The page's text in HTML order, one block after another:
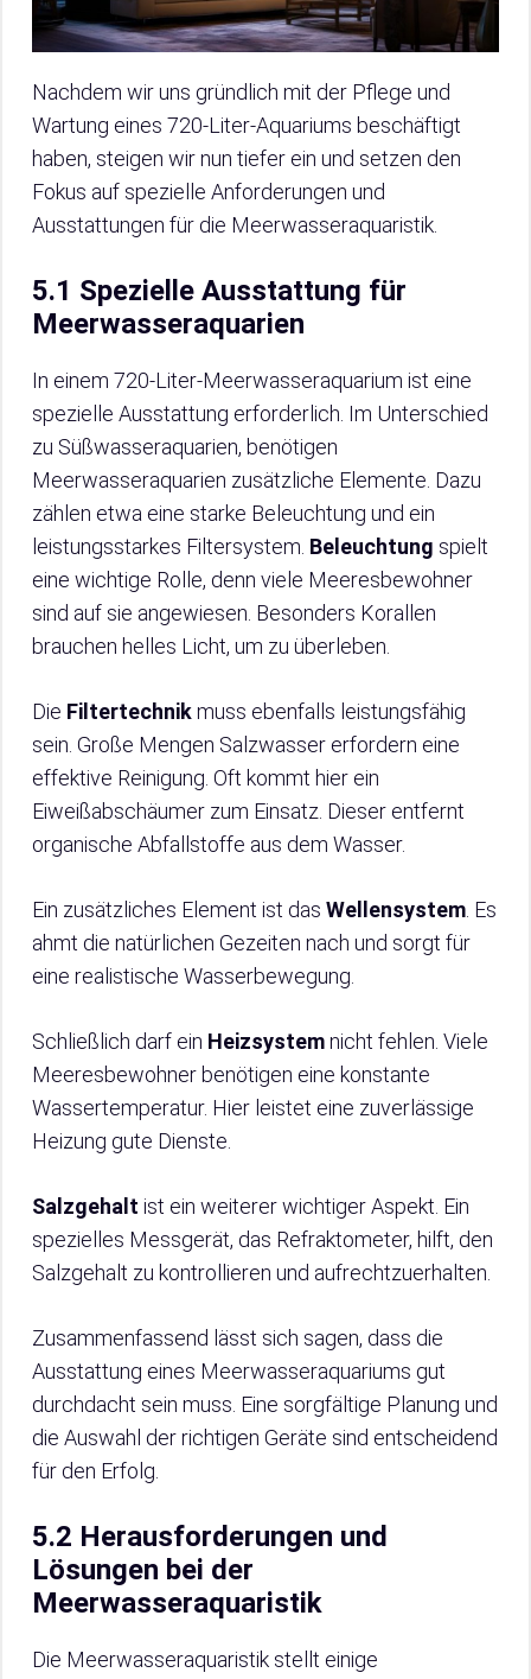
Nachdem wir uns gründlich mit der Pflege und
Wartung eines 720-Liter-Aquariums beschäftigt
haben, steigen wir nun tiefer ein und setzen den
Fokus auf spezielle Anforderungen und
Ausstattungen für die Meerwasseraquaristik.
5.1 Spezielle Ausstattung für
Meerwasseraquarien
In einem 720-Liter-Meerwasseraquarium ist eine
spezielle Ausstattung erforderlich. Im Unterschied
zu Süßwasseraquarien, benötigen
Meerwasseraquarien zusätzliche Elemente. Dazu
zählen etwa eine starke Beleuchtung und ein
leistungsstarkes Filtersystem. Beleuchtung spielt
eine wichtige Rolle, denn viele Meeresbewohner
sind auf sie angewiesen. Besonders Korallen
brauchen helles Licht, um zu überleben.
Die Filtertechnikmuss ebenfalls leistungsfähig
sein. Große Mengen Salzwasser erfordern eine
effektive Reinigung. Oft kommt hier ein
Eiweißabschäumer zum Einsatz. Dieser entfernt
organische Abfallstoffe aus dem Wasser.
Ein zusätzliches Element ist das Wellensystem . Es
ahmt die natürlichen Gezeiten nach und sorgt für
eine realistische Wasserbewegung.
Schließlich darf ein Heizsystemnicht fehlen. Viele
Meeresbewohner benötigen eine konstante
Wassertemperatur. Hier leistet eine zuverlässige
Heizung gute Dienste.
Salzgehalt ist ein weiterer wichtiger Aspekt. Ein
spezielles Messgerät, das Refraktometer, hilft, den
Salzgehalt zu kontrollieren und aufrechtzuerhalten.
Zusammenfassend lässt sich sagen, dass die
Ausstattung eines Meerwasseraquariums gut
durchdacht sein muss. Eine sorgfältige Planung und
die Auswahl der richtigen Geräte sind entscheidend
für den Erfolg.
5.2 Herausforderungen und
Lösungen bei der
Meerwasseraquaristik
Die Meerwasseraquaristik stellt einige